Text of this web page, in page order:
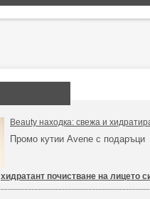
Beauty находка: свежа и
Промо кутии Avene с подаръци
хидратант почистване на лицето